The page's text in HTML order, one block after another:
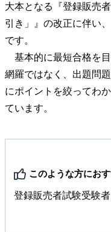
大本となる『登録販売
引き」』の改正に伴い
です。
基本的に最短合格を
網羅ではなく、出題問
にポイントを絞ってわ
ています。
このような方にお
登録販売者試験受験者